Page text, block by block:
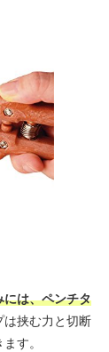
には、ペンチタ
は挟む力と切断
す。